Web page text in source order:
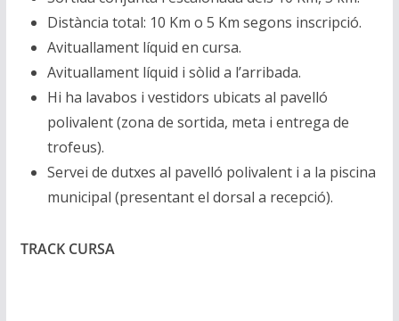
Distància total: 10 Km o 5 Km segons inscripció.
Avituallament líquid en cursa.
Avituallament líquid i sòlid a l’arribada.
Hi ha lavabos i vestidors ubicats al pavelló
polivalent (zona de sortida, meta i entrega de
trofeus).
Servei de dutxes al pavelló polivalent i a la piscina
municipal (presentant el dorsal a recepció).
TRACK CURSA